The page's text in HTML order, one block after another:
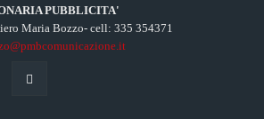
PUBBLICITA'
Maria Bozzo- cell: 335 354371